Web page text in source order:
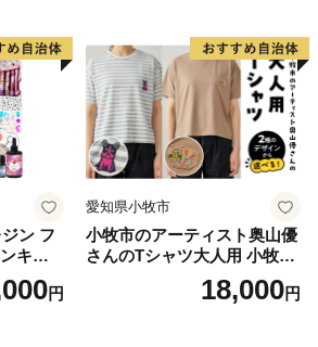
ン フ
キッ
クラ
ト 手円
愛知県小牧市
小牧市のアーティスト奥山優
さんのTシャツ大人用 小牧市
18,000円